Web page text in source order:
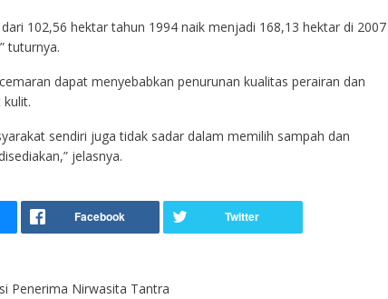
102,56 hektar tahun 1994 naik menjadi 168,13 hektar di 2007
tuturnya.
dapat menyebabkan penurunan kualitas perairan dan
sendiri juga tidak sadar dalam memilih sampah dan
jelasnya.
Penerima Nirwasita Tantra